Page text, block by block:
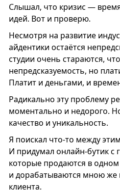
Слышал, что кризис —
идей. Вот и проверю.
Несмотря на развитие
айдентики остаётся
студии очень стараются,
непредсказуемость, но
Платит и деньгами, и
Радикально эту проблему
моментально и недорого.
качество и уникальность.
Я поискал что-то между
И придумал онлайн-бутик с
которые продаются в
и дорабатываются мною же
клиента.